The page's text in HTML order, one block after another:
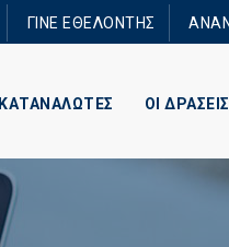
ΓΙΝΕ ΕΘΕΛΟΝΤΗΣ
ΚΑΤΑΝΑΛΩΤΕΣ ΟΙ